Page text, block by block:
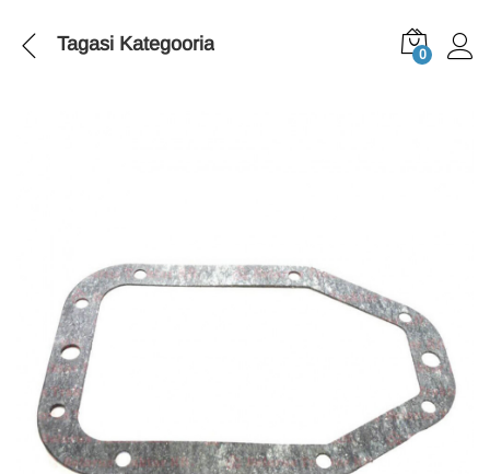
Tagasi Kategooria 0